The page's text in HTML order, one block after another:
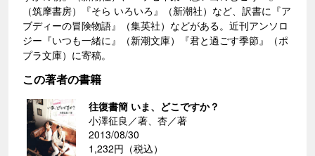
（筑摩書房）『そら いろいろ』（新潮社）など、訳書に『ア
ブディーの冒険物語』（集英社）などがある。近刊アンソロ
ジー『いつも一緒に』（新潮文庫）『君と過ごす季節』（ポ
プラ文庫）に寄稿。
この著者の書籍
往復書簡 いま、どこですか？
小澤征良／著、杏／著
2013/08/30
1,232円（税込）